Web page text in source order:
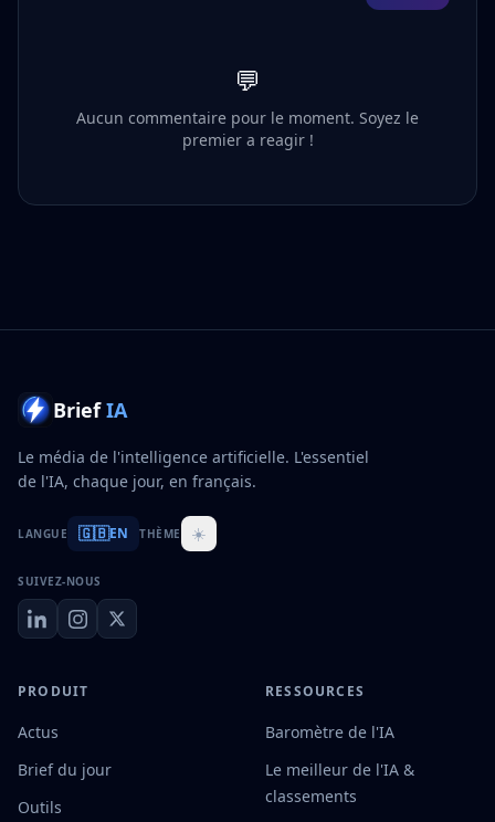
💬
Aucun commentaire pour le moment. Soyez le
premier a reagir !
Brief IA
Le média de l'intelligence artificielle. L'essentiel
de l'IA, chaque jour, en français.
LANGUE 🇬🇧EN THÈME ☀️
SUIVEZ-NOUS
PRODUIT
Actus
Brief du jour
Outils
RESSOURCES
Baromètre de l'IA
Le meilleur de l'IA &
classements